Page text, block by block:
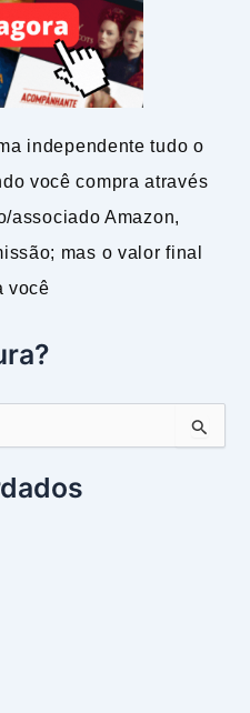
independente tudo o
você compra através
associado Amazon,
mas o valor final
você